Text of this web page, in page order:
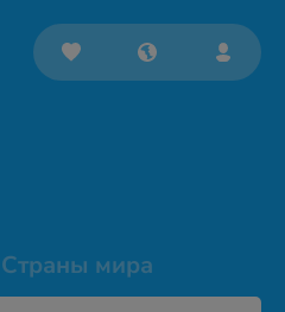
Страны мира